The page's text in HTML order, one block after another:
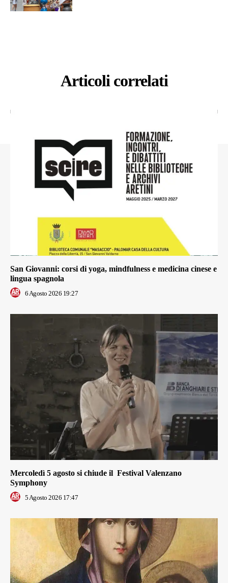
Articoli correlati
San Giovanni: corsi di yoga, mindfulness e medicina cinese e
lingua spagnola
6 Agosto 2026 19:27
Mercoledì 5 agosto si chiude il Festival Valenzano
Symphony
5 Agosto 2026 17:47